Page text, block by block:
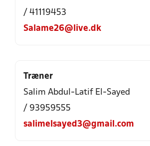
/ 41119453
Salame26@live.dk
Træner
Salim Abdul-Latif El-Sayed
/ 93959555
salimelsayed3@gmail.com